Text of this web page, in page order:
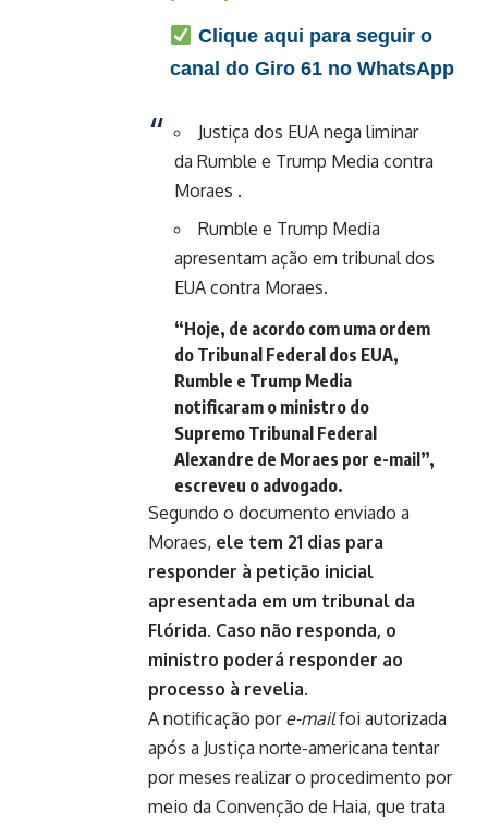
Clique aqui para seguir o
canal do Giro 61 no WhatsApp
Justiça dos EUA nega liminar
da Rumble e Trump Media contra
Moraes .
Rumble e Trump Media
apresentam ação em tribunal dos
EUA contra Moraes.
“Hoje, de acordo com uma ordem
do Tribunal Federal dos EUA,
Rumble e Trump Media
notificaram o ministro do
Supremo Tribunal Federal
Alexandre de Moraes por e-mail”,
escreveu o advogado.
Segundo o documento enviado a
Moraes, ele tem 21 dias para
responder à petição inicial
apresentada em um tribunal da
Flórida. Caso não responda, o
ministro poderá responder ao
processo à revelia.
A notificação por e-mailfoi autorizada
após a Justiça norte-americana tentar
por meses realizar o procedimento por
meio da Convenção de Haia, que trata